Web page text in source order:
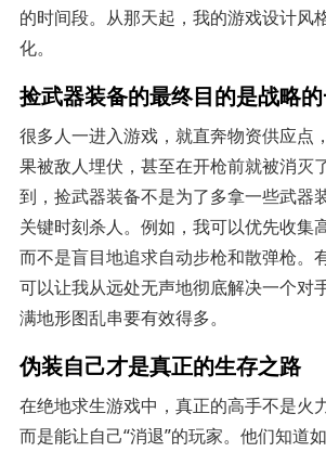
的时间段。从那天起，我的游戏设计风
化。
捡武器装备的最终目的是战略
很多人一进入游戏，就直奔物资供应点
果被敌人埋伏，甚至在开枪前就被消灭
到，捡武器装备不是为了多拿一些武器
关键时刻杀人。例如，我可以优先收集
而不是盲目地追求自动步枪和散弹枪。
可以让我从远处无声地彻底解决一个对
满地形图乱串要有效得多。
伪装自己才是真正的生存之路
在绝地求生游戏中，真正的高手不是火
而是能让自己“消退”的玩家。他们知道